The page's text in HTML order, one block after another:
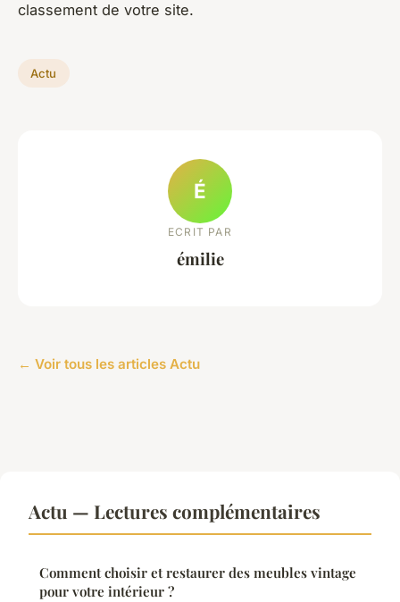
classement de votre site.
Actu
É
ECRIT PAR
émilie
← Voir tous les articles Actu
Actu — Lectures complémentaires
Comment choisir et restaurer des meubles vintage
pour votre intérieur ?